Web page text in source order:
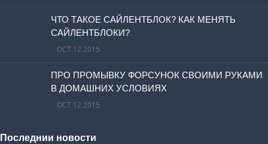
ЧТО ТАКОЕ САЙЛЕНТБЛОК? КАК МЕНЯТЬ
САЙЛЕНТБЛОКИ?
OCT 12 2015
ПРО ПРОМЫВКУ ФОРСУНОК СВОИМИ РУКАМИ
В ДОМАШНИХ УСЛОВИЯХ
OCT 12 2015
Последнии новости